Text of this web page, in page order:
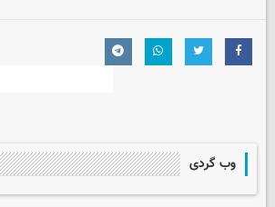
وب گردی